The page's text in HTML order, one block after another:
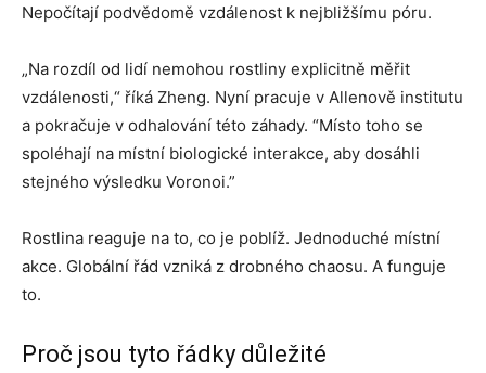
Nepočítají podvědomě vzdálenost k nejbližšímu póru.
„Na rozdíl od lidí nemohou rostliny explicitně měřit
vzdálenosti,“ říká Zheng. Nyní pracuje v Allenově institutu
a pokračuje v odhalování této záhady. “Místo toho se
spoléhají na místní biologické interakce, aby dosáhli
stejného výsledku Voronoi.”
Rostlina reaguje na to, co je poblíž. Jednoduché místní
akce. Globální řád vzniká z drobného chaosu. A funguje
to.
Proč jsou tyto řádky důležité